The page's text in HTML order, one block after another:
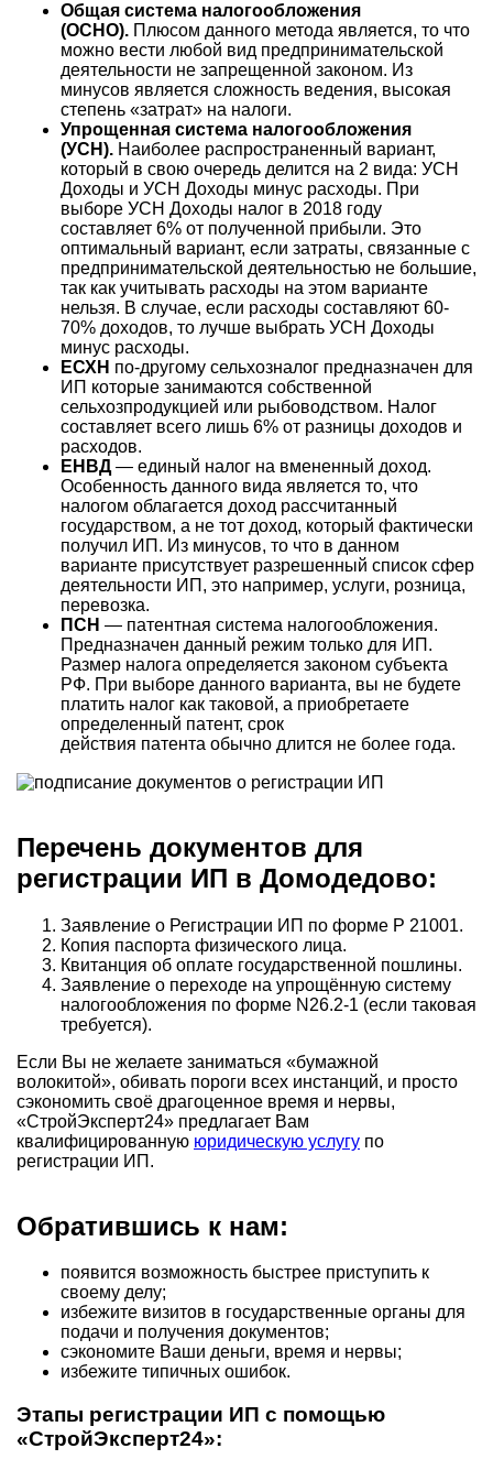
Общая система налогообложения
(ОСНО). Плюсом данного метода является, то что
можно вести любой вид предпринимательской
деятельности не запрещенной законом. Из
минусов является сложность ведения, высокая
степень «затрат» на налоги.
Упрощенная система налогообложения
(УСН). Наиболее распространенный вариант,
который в свою очередь делится на 2 вида: УСН
Доходы и УСН Доходы минус расходы. При
выборе УСН Доходы налог в 2018 году
составляет 6% от полученной прибыли. Это
оптимальный вариант, если затраты, связанные с
предпринимательской деятельностью не большие,
так как учитывать расходы на этом варианте
нельзя. В случае, если расходы составляют 60-
70% доходов, то лучше выбрать УСН Доходы
минус расходы.
ЕСХН по-другому сельхозналог предназначен для
ИП которые занимаются собственной
сельхозпродукцией или рыбоводством. Налог
составляет всего лишь 6% от разницы доходов и
расходов.
ЕНВД— единый налог на вмененный доход.
Особенность данного вида является то, что
налогом облагается доход рассчитанный
государством, а не тот доход, который фактически
получил ИП. Из минусов, то что в данном
варианте присутствует разрешенный список сфер
деятельности ИП, это например, услуги, розница,
перевозка.
ПСН — патентная система налогообложения.
Предназначен данный режим только для ИП.
Размер налога определяется законом субъекта
РФ. При выборе данного варианта, вы не будете
платить налог как таковой, а приобретаете
определенный патент, срок
действия патента обычно длится не более года.
Перечень документов для
регистрации ИП в Домодедово:
Заявление о Регистрации ИП по форме Р 21001.
Копия паспорта физического лица.
Квитанция об оплате государственной пошлины.
Заявление о переходе на упрощённую систему
налогообложения по форме N26.2-1 (если таковая
требуется).
Если Вы не желаете заниматься «бумажной
волокитой», обивать пороги всех инстанций, и просто
сэкономить своё драгоценное время и нервы,
«СтройЭксперт24» предлагает Вам
квалифицированную юридическую услугу по
регистрации ИП.
Обратившись к нам:
появится возможность быстрее приступить к
своему делу;
избежите визитов в государственные органы для
подачи и получения документов;
сэкономите Ваши деньги, время и нервы;
избежите типичных ошибок.
Этапы регистрации ИП с помощью
«СтройЭксперт24»: